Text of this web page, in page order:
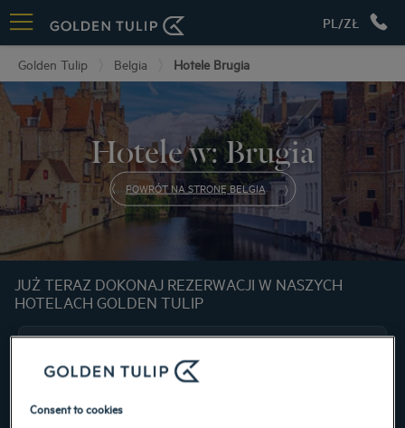
PL/ZŁ
Golden Tulip Belgia Hotele Brugia
Hotele w: Brugia
POWRÓT NA STRONĘ BELGIA
JUŻ TERAZ DOKONAJ REZERWACJI W NASZYCH
HOTELACH GOLDEN TULIP
Consent to cookies